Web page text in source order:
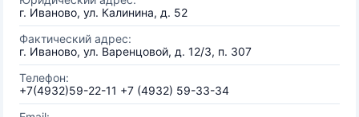
г. Иваново, ул. Калинина, д. 52
Фактический адрес:
г. Иваново, ул. Варенцовой, д. 12/3, п. 307
Телефон:
+7(4932)59-22-11 +7 (4932) 59-33-34